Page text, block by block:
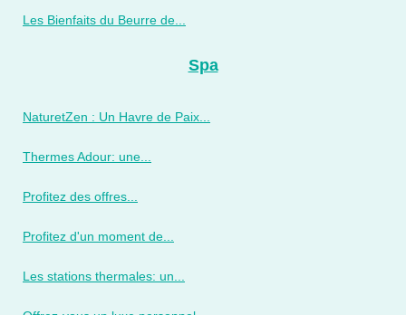
Les Bienfaits du Beurre de...
Spa
NaturetZen : Un Havre de Paix...
Thermes Adour: une...
Profitez des offres...
Profitez d'un moment de...
Les stations thermales: un...